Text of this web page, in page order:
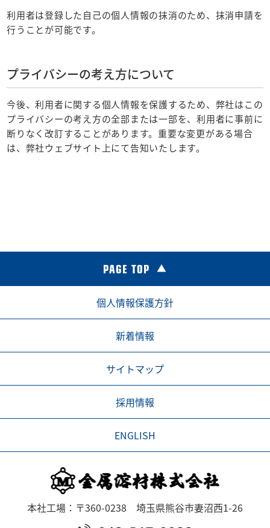
利用者は登録した自己の個人情報の抹消のため、抹消申請を
行うことが可能です。
プライバシーの考え方について
今後、利用者に関する個人情報を保護するため、弊社はこの
プライバシーの考え方の全部または一部を、利用者に事前に
断りなく改訂することがあります。重要な変更がある場合
は、弊社ウェブサイト上にて告知いたします。
PAGE TOP
個人情報保護方針
新着情報
サイトマップ
採用情報
ENGLISH
本社工場：〒360-0238 埼玉県熊谷市妻沼西1-26